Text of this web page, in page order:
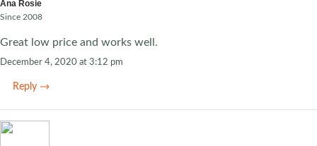
Ana Rosie
Since 2008
Great low price and works well.
December 4, 2020 at 3:12 pm
Reply